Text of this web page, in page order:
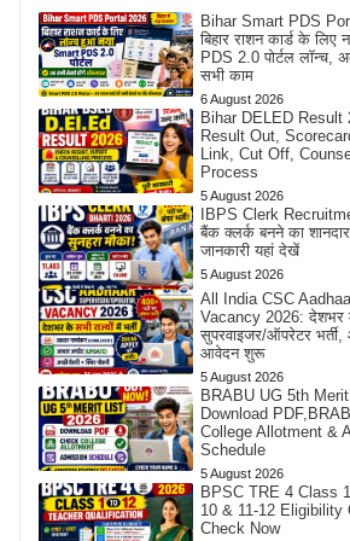
Bihar Smart PDS
बिहार राशन कार्ड के लिए
PDS 2.0 पोर्टल लॉन्च,
सभी काम
6 August 2026
Bihar DELED Result
Result Out,
Link, Cut Off,
Process
5 August 2026
IBPS Clerk
बैंक क्लर्क बनने का
जानकारी यहां देखें
5 August 2026
All India CSC
Vacancy 2026: देशभर
सुपरवाइजर/ऑपरेटर
आवेदन शुरू
5 August 2026
BRABU UG 5th
Download
College Allotment &
Schedule
5 August 2026
BPSC TRE 4 Class
10 & 11-12 Eligibility
Check Now